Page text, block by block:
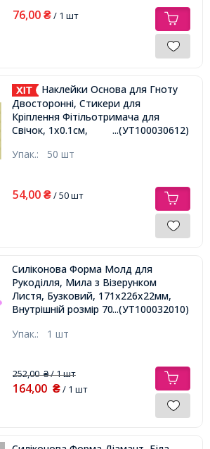
76,00 ₴/ 1 шт
Наклейки Основа для Гноту
Двосторонні, Стикери для
Кріплення Фітільотримача для
Свічок, 1х0.1см,
...(УТ100030612)
Упак.: 50 шт
54,00 ₴/ 50 шт
Силіконова Форма Молд для
Рукоділля, Мила з Візерунком
Листя, Бузковий, 171х226х22мм,
Внутрішній розмір 70х61мм, 6
...(УТ100032010)
Упак.: 1 шт
252,00₴/ 1 шт
164,00 ₴/ 1 шт